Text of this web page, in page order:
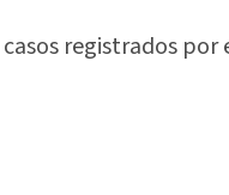
registrados